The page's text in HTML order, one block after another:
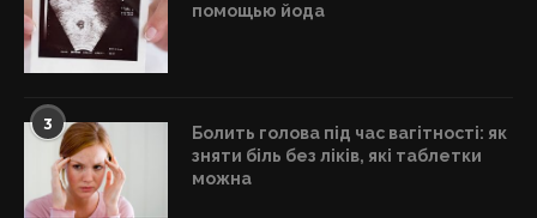
помощью йода
3
Болить голова під час вагітності: як
зняти біль без ліків, які таблетки
можна